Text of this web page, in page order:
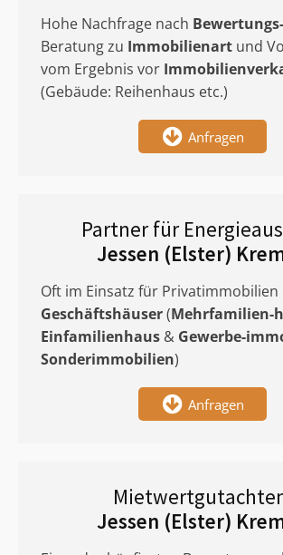
Hohe Nachfrage nach
Beratung zu Immobilienart und
vom Ergebnis vor
(Gebäude: Reihenhaus etc.)
Anfragen
Partner für
Jessen (Elster)
Oft im Einsatz für Privatimmobilien
Geschäftshäuser(Mehrfamilien-
Einfamilienhaus & Gewerbe-
Sonderimmobilien)
Anfragen
Jessen (Elster)